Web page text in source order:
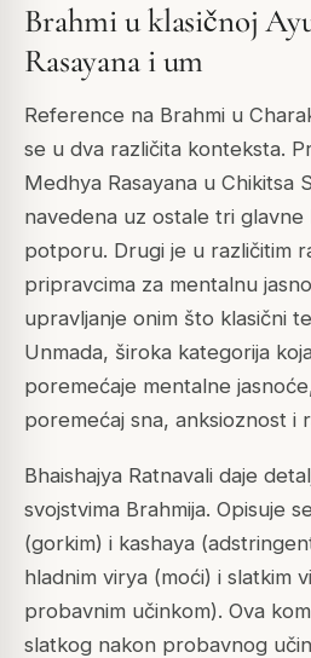
Brahmi u klasičnoj
Rasayana i um
Reference na Brahmi u
se u dva različita konteksta.
Medhya Rasayana u Chikitsa
navedena uz ostale tri
potporu. Drugi je u različitim
pripravcima za mentalnu
upravljanje onim što klasični
Unmada, široka kategorija
poremećaje mentalne
poremećaj sna, anksioznost i
Bhaishajya Ratnavali daje
svojstvima Brahmija. Opisuje
(gorkim) i kashaya
hladnim virya (moći) i slatkim
probavnim učinkom). Ova
slatkog nakon probavnog